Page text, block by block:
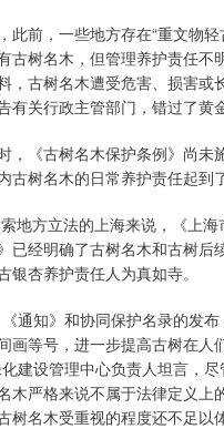
此前，一些地方存在“重文物
古树名木，但管理养护责任不
，古树名木遭受危害、损害或
有关行政主管部门，错过了黄
，《古树名木保护条例》尚未
古树名木的日常养护责任起到
地方立法的上海来说，《上
已经明确了古树名木和古树后
银杏养护责任人为真如寺。
通知》和协同保护名录的发
画等号，进一步提高古树在人
建设管理中心负责人坦言，
木严格来说不属于法律定义上
树名木受重视的程度还不足以